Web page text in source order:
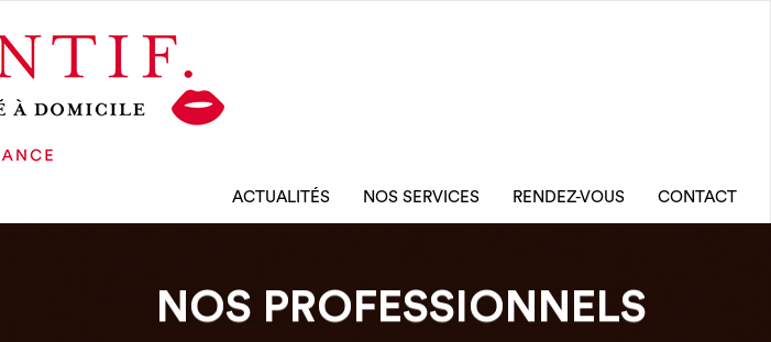
ACTUALITÉS NOS SERVICES RENDEZ-VOUS CONTACT
NOS PROFESSIONNELS